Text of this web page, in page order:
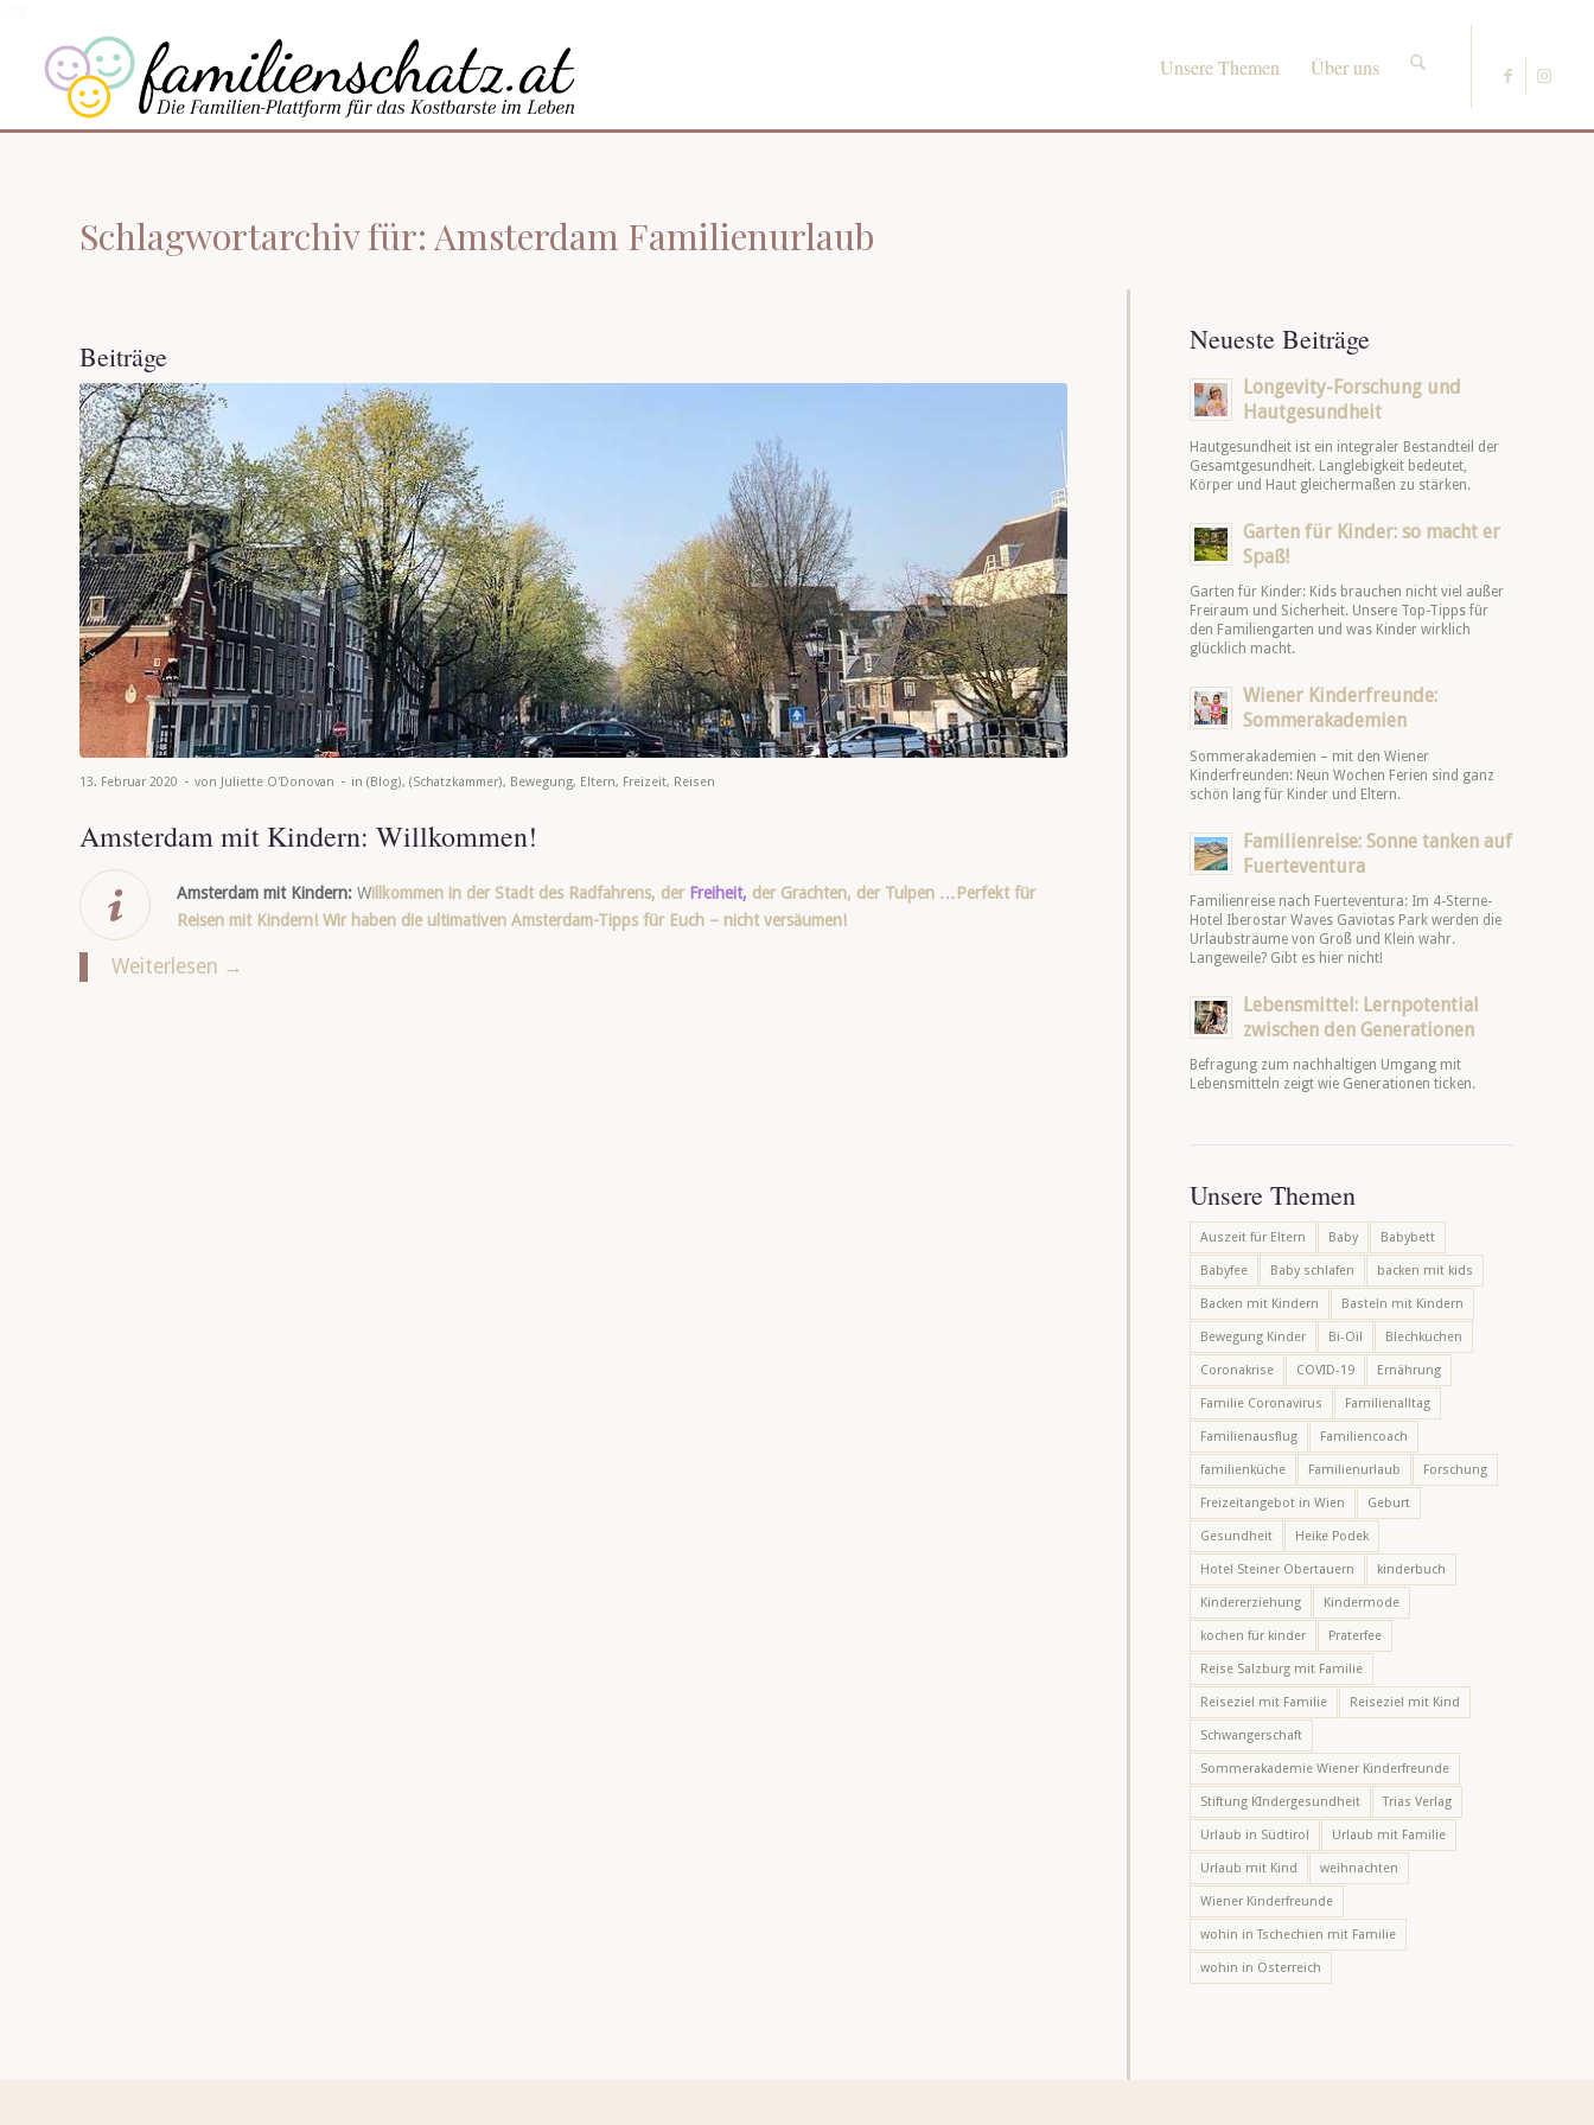
Unsere Themen Über uns
Schlagwortarchiv für: Amsterdam Familienurlaub
Beiträge
13. Februar 2020 - von Juliette O'Donovan - in (Blog), (Schatzkammer), Bewegung, Eltern, Freizeit, Reisen
Amsterdam mit Kindern: Willkommen!
Amsterdam mit Kindern: Willkommen in der Stadt des Radfahrens, der Freiheit, der Grachten, der Tulpen …Perfekt für
Reisen mit Kindern! Wir haben die ultimativen Amsterdam-Tipps für Euch – nicht versäumen!
Weiterlesen →
Neueste Beiträge
Longevity-Forschung und
Hautgesundheit
Hautgesundheit ist ein integraler Bestandteil der
Gesamtgesundheit. Langlebigkeit bedeutet,
Körper und Haut gleichermaßen zu stärken.
Garten für Kinder: so macht er
Spaß!
Garten für Kinder: Kids brauchen nicht viel außer
Freiraum und Sicherheit. Unsere Top-Tipps für
den Familiengarten und was Kinder wirklich
glücklich macht.
Wiener Kinderfreunde:
Sommerakademien
Sommerakademien – mit den Wiener
Kinderfreunden: Neun Wochen Ferien sind ganz
schön lang für Kinder und Eltern.
Familienreise: Sonne tanken auf
Fuerteventura
Familienreise nach Fuerteventura: Im 4-Sterne-
Hotel Iberostar Waves Gaviotas Park werden die
Urlaubsträume von Groß und Klein wahr.
Langeweile? Gibt es hier nicht!
Lebensmittel: Lernpotential
zwischen den Generationen
Befragung zum nachhaltigen Umgang mit
Lebensmitteln zeigt wie Generationen ticken.
Unsere Themen
Auszeit für Eltern Baby Babybett
Babyfee Baby schlafen backen mit kids
Backen mit Kindern Basteln mit Kindern
Bewegung Kinder Bi-Oil Blechkuchen
Coronakrise COVID-19 Ernährung
Familie Coronavirus Familienalltag
Familienausflug Familiencoach
familienküche Familienurlaub Forschung
Freizeitangebot in Wien Geburt
Gesundheit Heike Podek
Hotel Steiner Obertauern kinderbuch
Kindererziehung Kindermode
kochen für kinder Praterfee
Reise Salzburg mit Familie
Reiseziel mit Familie Reiseziel mit Kind
Schwangerschaft
Sommerakademie Wiener Kinderfreunde
Stiftung KIndergesundheit Trias Verlag
Urlaub in Südtirol Urlaub mit Familie
Urlaub mit Kind weihnachten
Wiener Kinderfreunde
wohin in Tschechien mit Familie
wohin in Österreich